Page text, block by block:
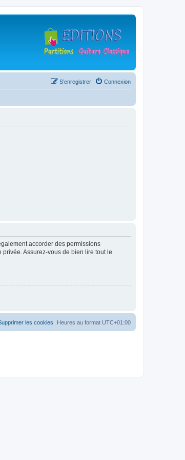
Connexion
S’enregistrer
accorder des permissions
Assurez-vous de bien lire tout le
Heures au format UTC+01:00
les cookies